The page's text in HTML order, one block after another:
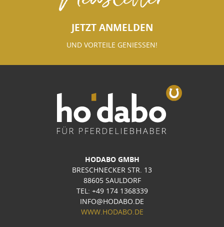
JETZT ANMELDEN
UND VORTEILE GENIESSEN!
HODABO GMBH
BRESCHNECKER STR. 13
88605 SAULDORF
TEL: +49 174 1368339
INFO@HODABO.DE
WWW.HODABO.DE